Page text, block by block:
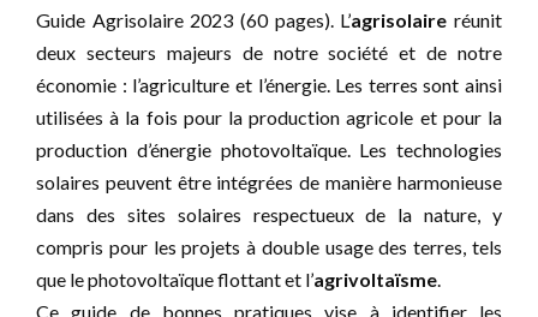
Guide Agrisolaire 2023 (60 pages). L’agrisolaire réunit
deux secteurs majeurs de notre société et de notre
économie : l’agriculture et l’énergie. Les terres sont ainsi
utilisées à la fois pour la production agricole et pour la
production d’énergie photovoltaïque. Les technologies
solaires peuvent être intégrées de manière harmonieuse
dans des sites solaires respectueux de la nature, y
compris pour les projets à double usage des terres, tels
que le photovoltaïque flottant et l’agrivoltaïsme.
Ce guide de bonnes pratiques vise à identifier les